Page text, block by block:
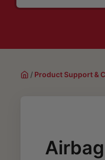
/ Product Support &